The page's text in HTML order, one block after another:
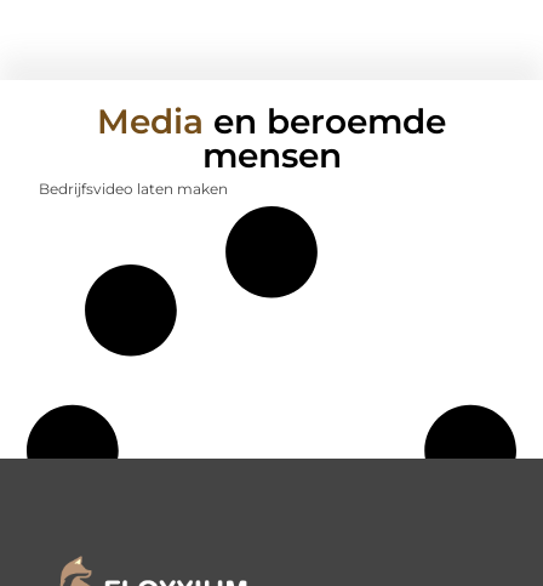
Media en beroemde
mensen
Bedrijfsvideo laten maken